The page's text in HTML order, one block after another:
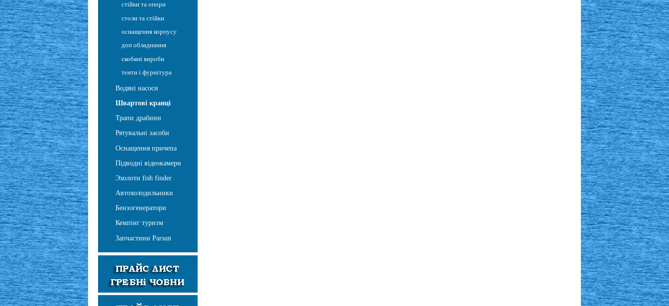
стійки та опори
столи та стійки
оснащення корпусу
доп обладнання
скобяні вироби
тенти і фурнітура
Водяні насоси
Швартові кранці
Трапи драбини
Рятувальні засоби
Оснащення причепа
Підводні відеокамери
Эхолоти fish finder
Автохолодильники
Бензогенератори
Кемпінг туризм
Запчастини Parsun